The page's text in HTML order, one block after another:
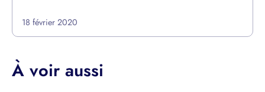
18 février 2020
À voir aussi